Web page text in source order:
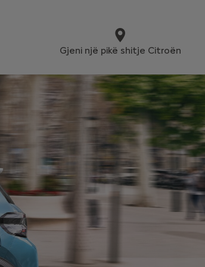
Gjeni një pikë shitje Citroën